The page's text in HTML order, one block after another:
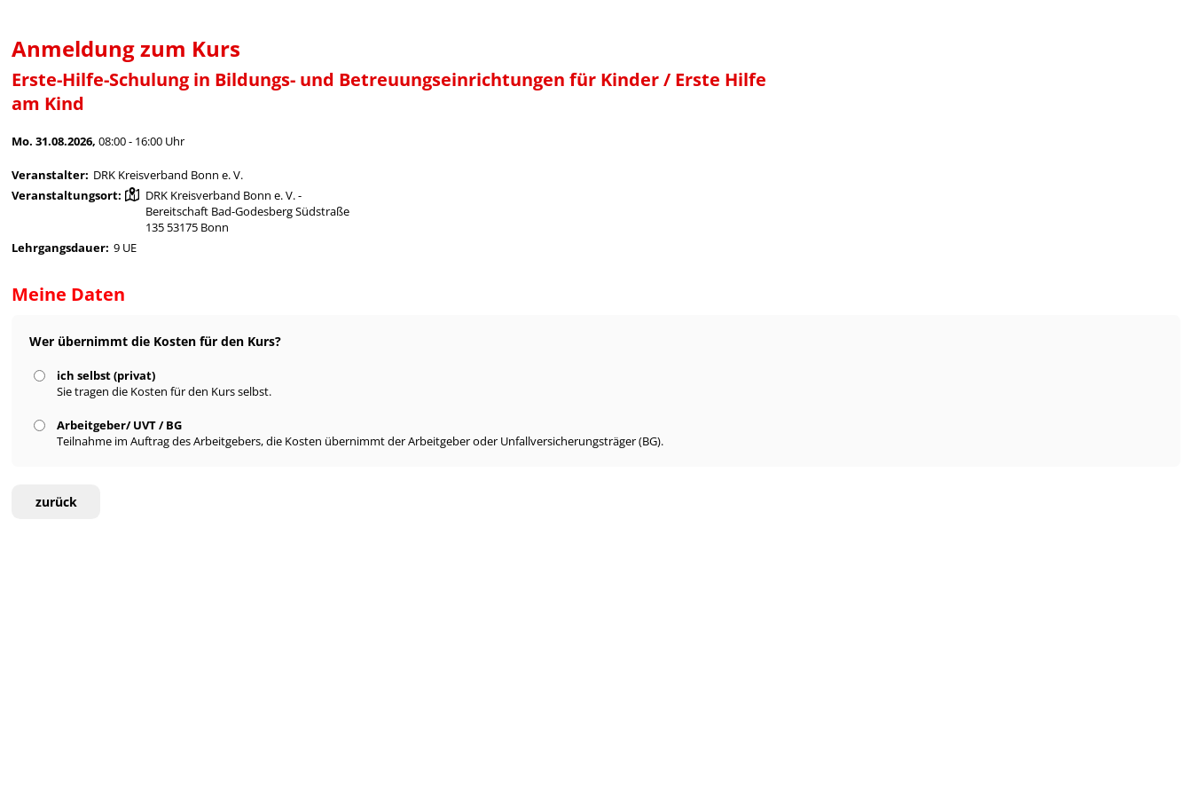
Anmeldung zum Kurs
Erste-Hilfe-Schulung in Bildungs- und Betreuungseinrichtungen für Kinder / Erste Hilfe
am Kind
Mo. 31.08.2026,08:00 - 16:00 Uhr
Veranstalter: DRK Kreisverband Bonn e. V.
Veranstaltungsort:
DRK Kreisverband Bonn e. V. -
Bereitschaft Bad-Godesberg Südstraße
135 53175 Bonn
Lehrgangsdauer: 9 UE
Meine Daten
Wer übernimmt die Kosten für den Kurs?
ich selbst (privat)
Sie tragen die Kosten für den Kurs selbst.
Arbeitgeber/ UVT / BG
Teilnahme im Auftrag des Arbeitgebers, die Kosten übernimmt der Arbeitgeber oder Unfallversicherungsträger (BG).
zurück